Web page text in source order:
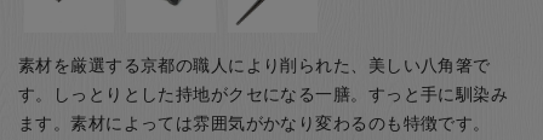
素材を厳選する京都の職人により削られた、美しい八角箸で
す。しっとりとした持地がクセになる一膳。すっと手に馴染み
ます。素材によっては雰囲気がかなり変わるのも特徴です。